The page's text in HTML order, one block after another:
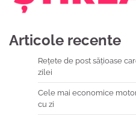
Articole recente
Rețete de post sățioase
zilei
Cele mai economice
cu zi